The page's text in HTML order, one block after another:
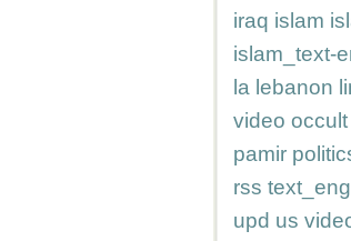
iraq islam
islam_text-
la lebanon
video occult
pamir
rss text_engl
upd us